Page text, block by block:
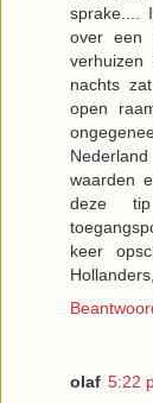
sprake....
over een
nachts
open
waarden
deze tip
keer
olaf 5:22